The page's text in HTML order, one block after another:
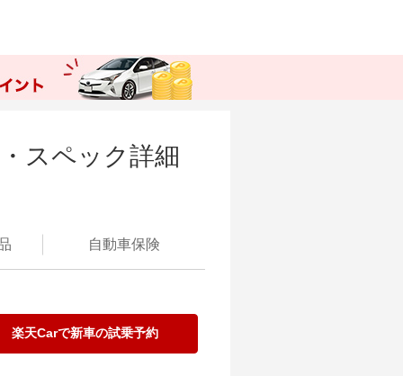
スペック詳細
自動車保険
楽天Carで新車の試乗予約